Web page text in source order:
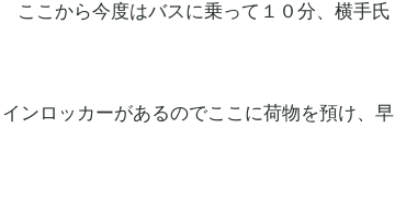
ここから今度はバスに乗って１０分、横手氏
ンロッカーがあるのでここに荷物を預け、早